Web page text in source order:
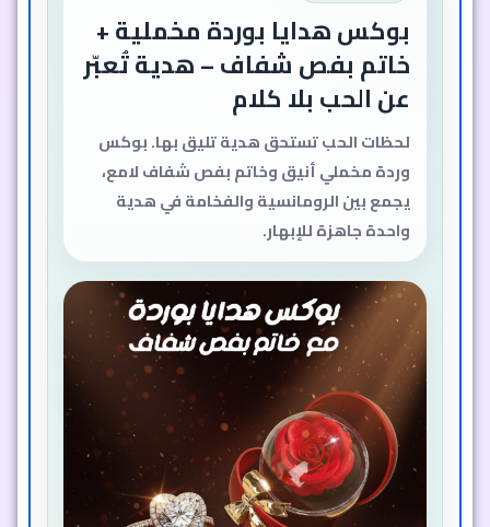
بوكس هدايا بوردة مخملية +
خاتم بفص شفاف – هدية تُعبّر
عن الحب بلا كلام
لحظات الحب تستحق هدية تليق بها. بوكس
وردة مخملي أنيق وخاتم بفص شفاف لامع،
يجمع بين الرومانسية والفخامة في هدية
واحدة جاهزة للإبهار.